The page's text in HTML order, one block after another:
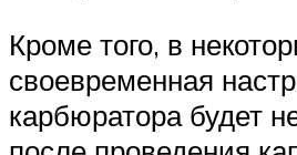
Кроме того, в
своевременная
карбюратора будет